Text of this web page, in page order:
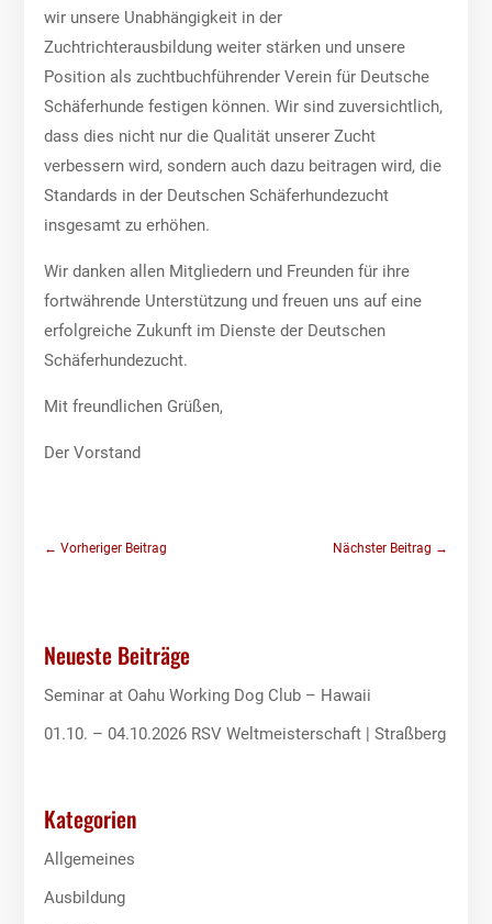
wir unsere Unabhängigkeit in der
Zuchtrichterausbildung weiter stärken und unsere
Position als zuchtbuchführender Verein für Deutsche
Schäferhunde festigen können. Wir sind zuversichtlich,
dass dies nicht nur die Qualität unserer Zucht
verbessern wird, sondern auch dazu beitragen wird, die
Standards in der Deutschen Schäferhundezucht
insgesamt zu erhöhen.
Wir danken allen Mitgliedern und Freunden für ihre
fortwährende Unterstützung und freuen uns auf eine
erfolgreiche Zukunft im Dienste der Deutschen
Schäferhundezucht.
Mit freundlichen Grüßen,
Der Vorstand
←Vorheriger Beitrag Nächster Beitrag →
Neueste Beiträge
Seminar at Oahu Working Dog Club – Hawaii
01.10. – 04.10.2026 RSV Weltmeisterschaft | Straßberg
Kategorien
Allgemeines
Ausbildung